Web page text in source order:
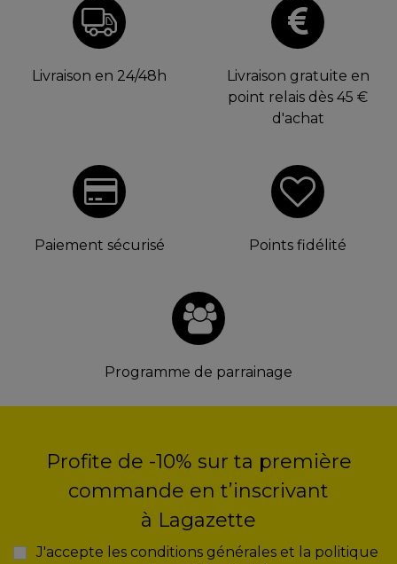
Livraison en 24/48h
Livraison gratuite en
point relais dès 45 €
d'achat
Paiement sécurisé Points fidélité
Programme de parrainage
Profite de -10% sur ta première
commande en t’inscrivant
à Lagazette
J'accepte les conditions générales et la politique